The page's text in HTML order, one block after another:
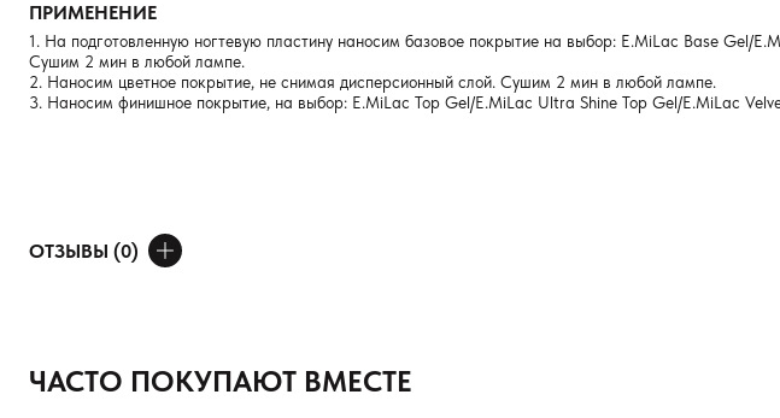
ПРИМЕНЕНИЕ
1. На подготовленную ногтевую пластину наносим базовое покрытие на выбор: E.MiLac Base
Сушим 2 мин в любой лампе.
2. Наносим цветное покрытие, не снимая дисперсионный слой. Сушим 2 мин в любой лампе.
3. Наносим финишное покрытие, на выбор: E.MiLac Top Gel/E.MiLac Ultra Shine Top Gel/E.MiLac
ОТЗЫВЫ (0)
Ваше имя
ЧАСТО ПОКУПАЮТ ВМЕСТЕ